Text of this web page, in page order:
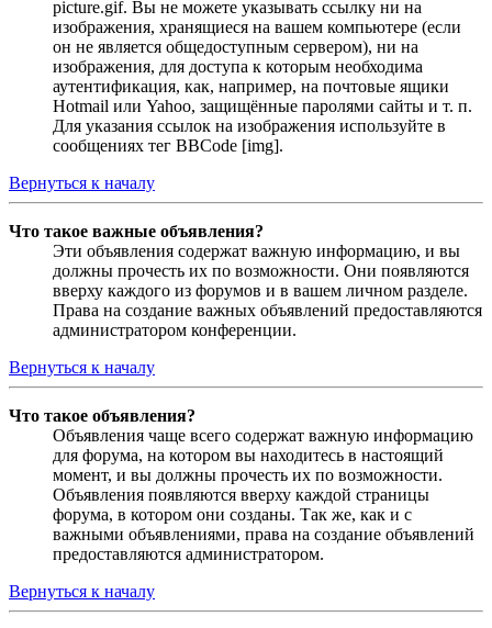
picture.gif. Вы не можете указывать ссылку ни на
изображения, хранящиеся на вашем компьютере (если
он не является общедоступным сервером), ни на
изображения, для доступа к которым необходима
аутентификация, как, например, на почтовые ящики
Hotmail или Yahoo, защищённые паролями сайты и т. п.
Для указания ссылок на изображения используйте в
сообщениях тег BBCode [img].
Вернуться к началу
Что такое важные объявления?
Эти объявления содержат важную информацию, и вы
должны прочесть их по возможности. Они появляются
вверху каждого из форумов и в вашем личном разделе.
Права на создание важных объявлений предоставляются
администратором конференции.
Вернуться к началу
Что такое объявления?
Объявления чаще всего содержат важную информацию
для форума, на котором вы находитесь в настоящий
момент, и вы должны прочесть их по возможности.
Объявления появляются вверху каждой страницы
форума, в котором они созданы. Так же, как и с
важными объявлениями, права на создание объявлений
предоставляются администратором.
Вернуться к началу